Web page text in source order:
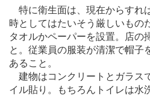
特に衛生面は、現在からすれ
時としてはたいそう厳しいもの
タオルかペーパーを設置。店の
と。従業員の服装が清潔で帽子
あること。
建物はコンクリートとガラス
イル貼り。もちろんトイレは水